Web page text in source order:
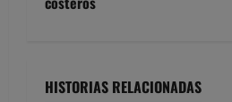
a
i
HISTORIAS RELACIONADAS